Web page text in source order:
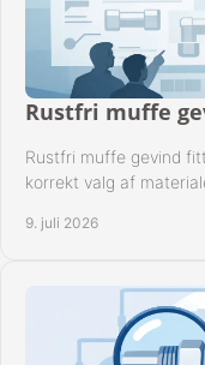
Rustfri muffe
Rustfri muffe gevind
korrekt valg af
9. juli 2026